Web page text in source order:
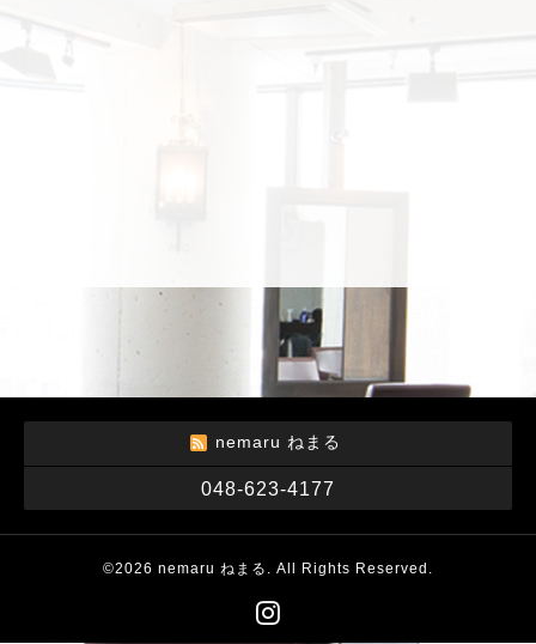
nemaru ねまる
048-623-4177
©2026 nemaru ねまる . All Rights Reserved.